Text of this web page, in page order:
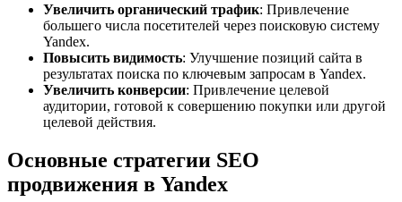
Увеличить органический трафик: Привлечение
большего числа посетителей через поисковую систему
Yandex.
Повысить видимость: Улучшение позиций сайта в
результатах поиска по ключевым запросам в Yandex.
Увеличить конверсии: Привлечение целевой
аудитории, готовой к совершению покупки или другой
целевой действия.
Основные стратегии SEO
продвижения в Yandex